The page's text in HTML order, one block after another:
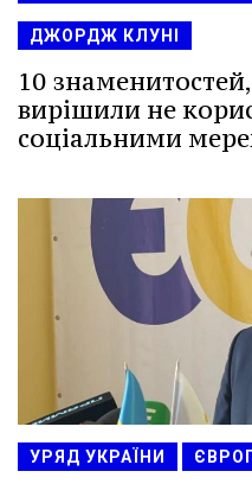
ДЖОРДЖ КЛУНІ
10
вирішили не
соціальними
УРЯД УКРАЇНИ